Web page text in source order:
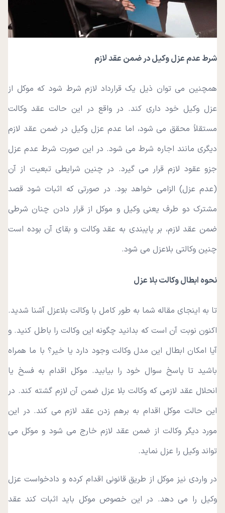
شرط عدم عزل وکیل در ضمن عقد لازم
همچنین می‌ توان ذیل یک قرارداد لازم شرط شود که موکل از
عزل وکیل خود داری کند. در واقع در این حالت عقد وکالت
مستقلاً محقق می‌ شود، اما عدم عزل وکیل در ضمن عقد لازم
دیگری مانند اجاره شرط می‌ شود. در این صورت شرط عدم عزل
جزو عقود لازم قرار می‌ گیرد. در چنین شرایطی تبعیت از آن
(عدم عزل) الزامی خواهد بود. در صورتی که اثبات شود قصد
مشترک دو طرف یعنی وکیل و موکل از قرار دادن چنان شرطی
ضمن عقد لازم، بر پایبندی به عقد وکالت و بقای آن بوده است
چنین وکالتی بلاعزل می‌ شود.
نحوه ابطال وکالت بلا عزل
تا به اینجای مقاله شما به طور کامل با وکالت بلاعزل آشنا شدید.
اکنون نوبت آن است که بدانید چگونه این وکالت را باطل کنید. و
آیا امکان ابطال این مدل وکالت وجود دارد یا خیر؟ با ما همراه
باشید تا پاسخ سوال خود را بیابید. موکل اقدام به فسخ یا
انحلال عقد لازمی که وکالت بلا عزل ضمن آن لازم گشته کند. در
این حالت موکل اقدام به برهم زدن عقد لازم می کند. در این
مورد دیگر وکالت از ضمن عقد لازم خارج می شود و موکل می
تواند وکیل را عزل نماید.
در واردی نیز موکل از طریق قانونی اقدام کرده و دادخواست عزل
وکیل را می دهد. در این خصوص موکل باید اثبات کند عقد